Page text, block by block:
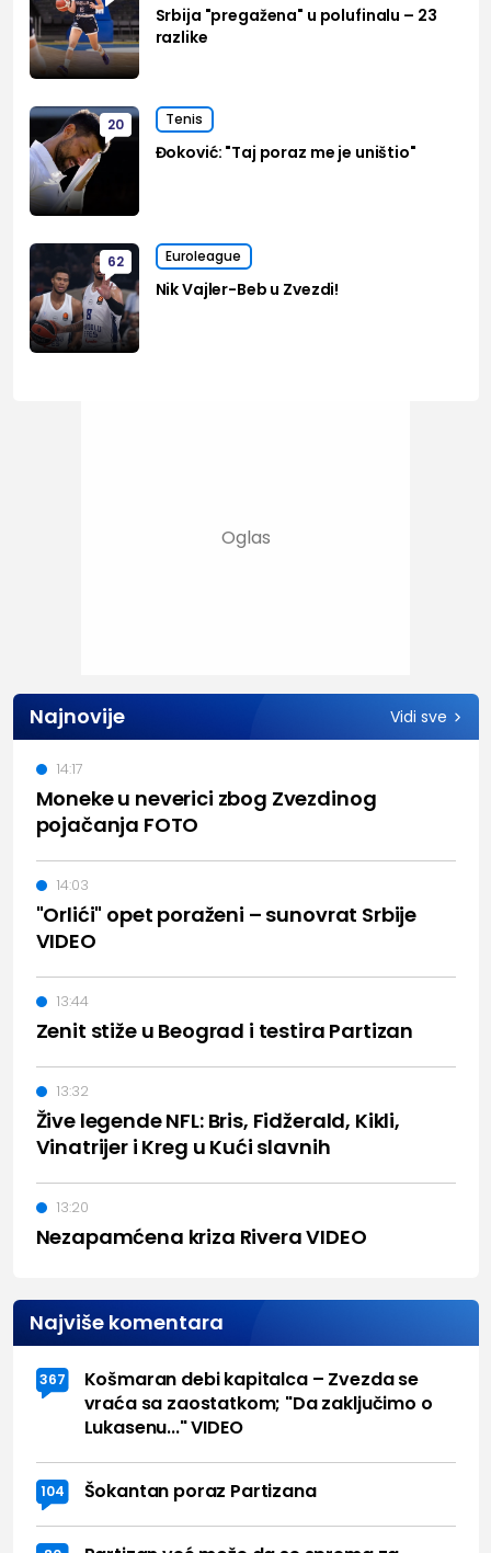
Srbija "pregažena" u polufinalu – 23
razlike
20 Tenis
Đoković: "Taj poraz me je uništio"
62 Euroleague
Nik Vajler-Beb u Zvezdi!
Najnovije Vidi sve
Moneke u neverici zbog Zvezdinog
pojačanja FOTO
14:17
"Orlići" opet poraženi – sunovrat Srbije
VIDEO
14:03
Zenit stiže u Beograd i testira Partizan
13:44
Žive legende NFL: Bris, Fidžerald, Kikli,
Vinatrijer i Kreg u Kući slavnih
13:32
Nezapamćena kriza Rivera VIDEO
13:20
Najviše komentara
367
Košmaran debi kapitalca – Zvezda se
vraća sa zaostatkom; "Da zaključimo o
Lukasenu..." VIDEO
104 Šokantan poraz Partizana